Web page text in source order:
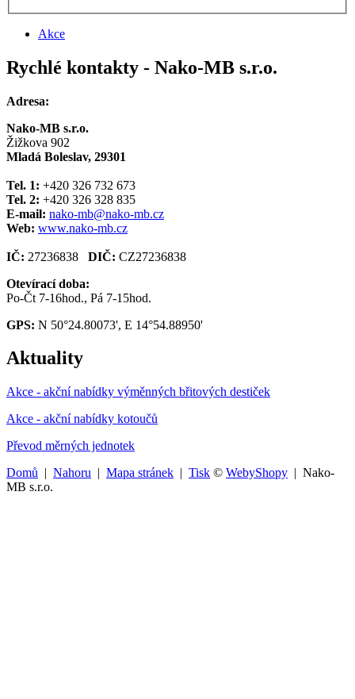
Akce
Rychlé kontakty - Nako-MB s.r.o.
Adresa:
Nako-MB s.r.o.
Žižkova 902
Mladá Boleslav, 29301
Tel. 1: +420 326 732 673
Tel. 2: +420 326 328 835
E-mail: nako-mb@nako-mb.cz
Web: www.nako-mb.cz
IČ: 27236838 DIČ: CZ27236838
Otevírací doba:
Po-Čt 7-16hod., Pá 7-15hod.
GPS: N 50°24.80073', E 14°54.88950'
Aktuality
Akce - akční nabídky výměnných břitových destiček
Akce - akční nabídky kotoučů
Převod měrných jednotek
Domů | Nahoru | Mapa stránek | Tisk © WebyShopy | Nako-
MB s.r.o.